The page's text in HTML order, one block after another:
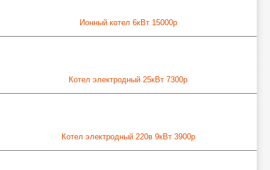
Ионный котел 6кВт 15000р
Котел электродный 25кВт 7300р
Котел электродный 220в 9кВт 3900р